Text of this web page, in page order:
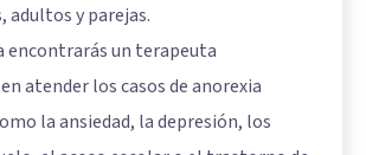
adultos y parejas.
encontrarás un terapeuta
atender los casos de anorexia
la ansiedad, la depresión, los